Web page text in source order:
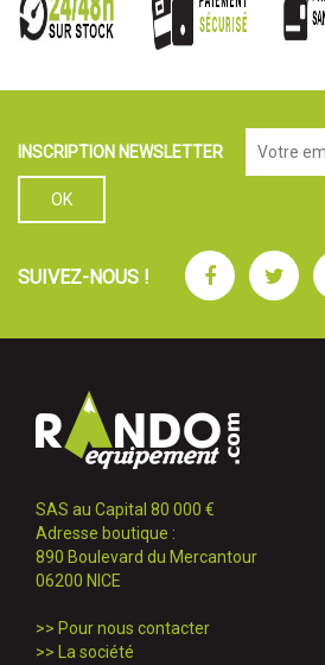
INSCRIPTION NEWSLETTER
SUIVEZ-NOUS ! Facebook
SAS au Capital 80 000 €
Adresse boutique :
890 Boulevard du Mercantour
06200 NICE
>> Pour nous contacter
>>
La société